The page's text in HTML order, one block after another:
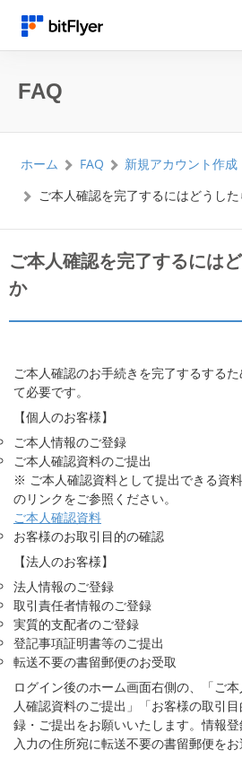
サービス一覧
チャート・相場
料金
セキュリティ
サポート
FAQ
ホーム FAQ
新規アカウント作成
ご本人確認を完了するにはどうし
ご本人確認を完了するには
か
ご本人確認のお手続きを完了するする
て必要です。
【個人のお客様】
ご本人情報のご登録
ご本人確認資料のご提出
※ ご本人確認資料として提出できる資
のリンクをご参照ください。
ご本人確認資料
お客様のお取引目的の確認
【法人のお客様】
法人情報のご登録
取引責任者情報のご登録
実質的支配者のご登録
登記事項証明書等のご提出
転送不要の書留郵便のお受取
ログイン後のホーム画面右側の、「ご
人確認資料のご提出」「お客様の取引
録・ご提出をお願いいたします。情報
入力の住所宛に転送不要の書留郵便をお